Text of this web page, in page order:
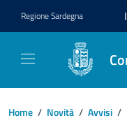
RegioneSardegna
Home / Novità / Avvisi /